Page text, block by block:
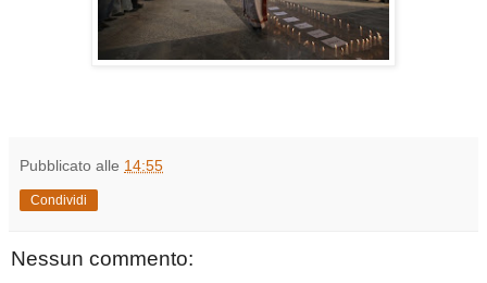
Pubblicato alle 14:55
Condividi
Nessun commento: